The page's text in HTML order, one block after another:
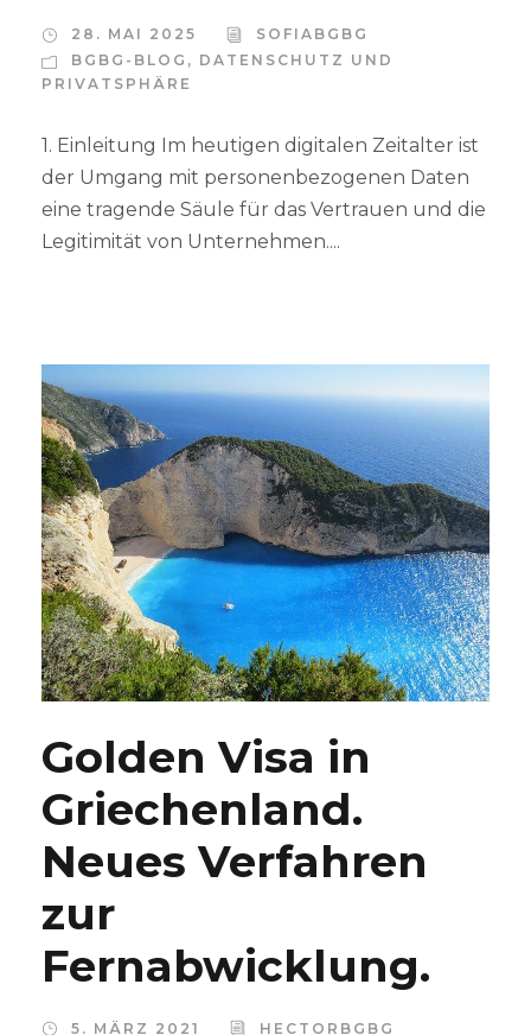
28. MAI 2025
SOFIABGBG
BGBG-BLOG , DATENSCHUTZ UND
PRIVATSPHÄRE
1. Einleitung Im heutigen digitalen Zeitalter ist
der Umgang mit personenbezogenen Daten
eine tragende Säule für das Vertrauen und die
Legitimität von Unternehmen....
Golden Visa in
Griechenland.
Neues Verfahren
zur
Fernabwicklung.
5. MÄRZ 2021 HECTORBGBG